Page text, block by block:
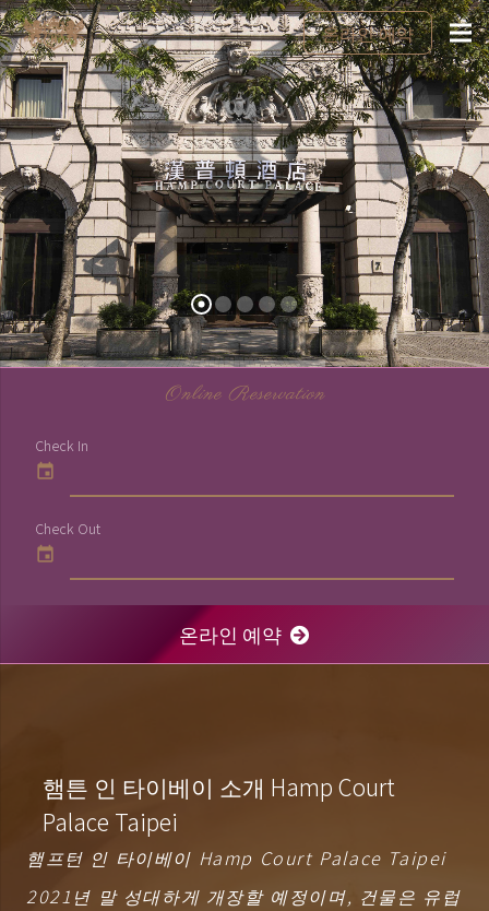
온라인 예약
Online Reservation
Check In
event
Check Out
event
온라인 예약
햄튼 인 타이베이 소개 Hamp Court
Palace Taipei
햄프턴 인 타이베이 Hamp Court Palace Taipei
2021년 말 성대하게 개장할 예정이며, 건물은 유럽